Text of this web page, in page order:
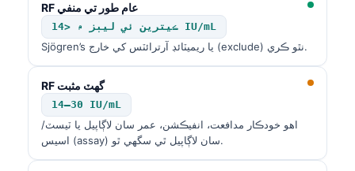
RF عام طور تي منفي
ڪيترين ئي ليبز ۾ <14 IU/mL
Sjögren’s يا ريميٽائڊ آرترائٽس کي خارج (exclude) نٿو ڪري.
RF گهٽ مثبت
14–30 IU/mL
اهو خودڪار مدافعت، انفيڪشن، عمر سان لاڳاپيل يا ٽيسٽ/
اسيس (assay) سان لاڳاپيل ٿي سگهي ٿو.